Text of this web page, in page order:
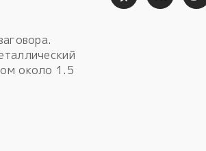
около 1.5